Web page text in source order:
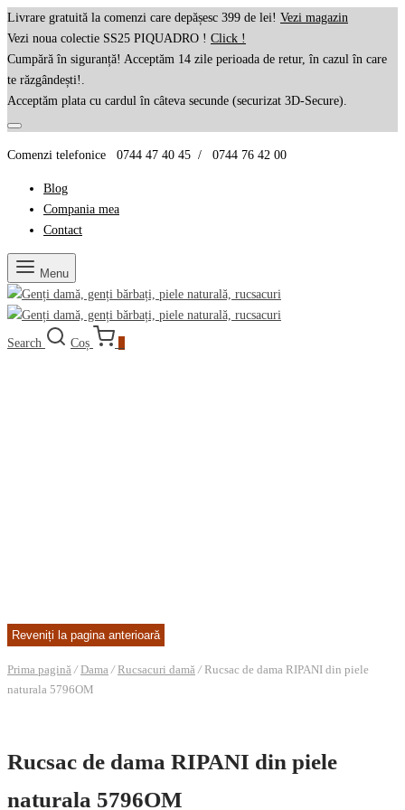
Livrare gratuită la comenzi care depășesc 399 de lei! Vezi magazin
Vezi noua colectie SS25 PIQUADRO ! Click !
Cumpără în siguranță! Acceptăm 14 zile perioada de retur, în cazul în care
te răzgândești!.
Acceptăm plata cu cardul în câteva secunde (securizat 3D-Secure).
Comenzi telefonice 0744 47 40 45 / 0744 76 42 00
Blog
Compania mea
Contact
Menu
Search Coș
Prima pagină / Dama / Rucsacuri damă /Rucsac de dama RIPANI din piele
naturala 5796OM
Rucsac de dama RIPANI din piele
naturala 5796OM